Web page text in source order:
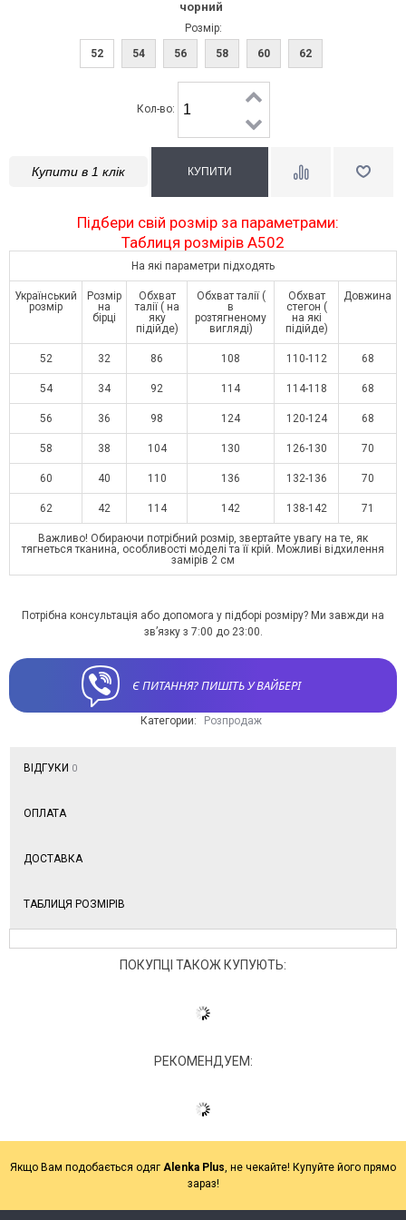
чорний
Розмір:
52
54 56 58 60 62
Кол-во:
Купити в 1 клік
Підбери свій розмір за параметрами:
Таблиця розмірів A502
На які параметри підходять
Український
розмір
Розмір
на
бірці
Обхват
талії ( на
яку
підійде)
Обхват талії (
в
розтягненому
вигляді)
Обхват
стегон (
на які
підійде)
Довжина
52 32 86 108 110-112 68
54 34 92 114 114-118 68
56 36 98 124 120-124 68
58 38 104 130 126-130 70
60 40 110 136 132-136 70
62 42 114 142 138-142 71
Важливо! Обираючи потрібний розмір, звертайте увагу на те, як
тягнеться тканина, особливості моделі та її крій. Можливі відхилення
замірів 2 см
Потрібна консультація або допомога у підборі розміру? Ми завжди на
зв’язку з 7:00 до 23:00.
Є ПИТАННЯ? ПИШІТЬ У ВАЙБЕРІ
Категории: Розпродаж
ВІДГУКИ 0
ОПЛАТА
ДОСТАВКА
ТАБЛИЦЯ РОЗМІРІВ
ПОКУПЦІ ТАКОЖ КУПУЮТЬ:
РЕКОМЕНДУЕМ:
Якщо Вам подобається одяг Alenka Plus , не чекайте! Купуйте його прямо
зараз!